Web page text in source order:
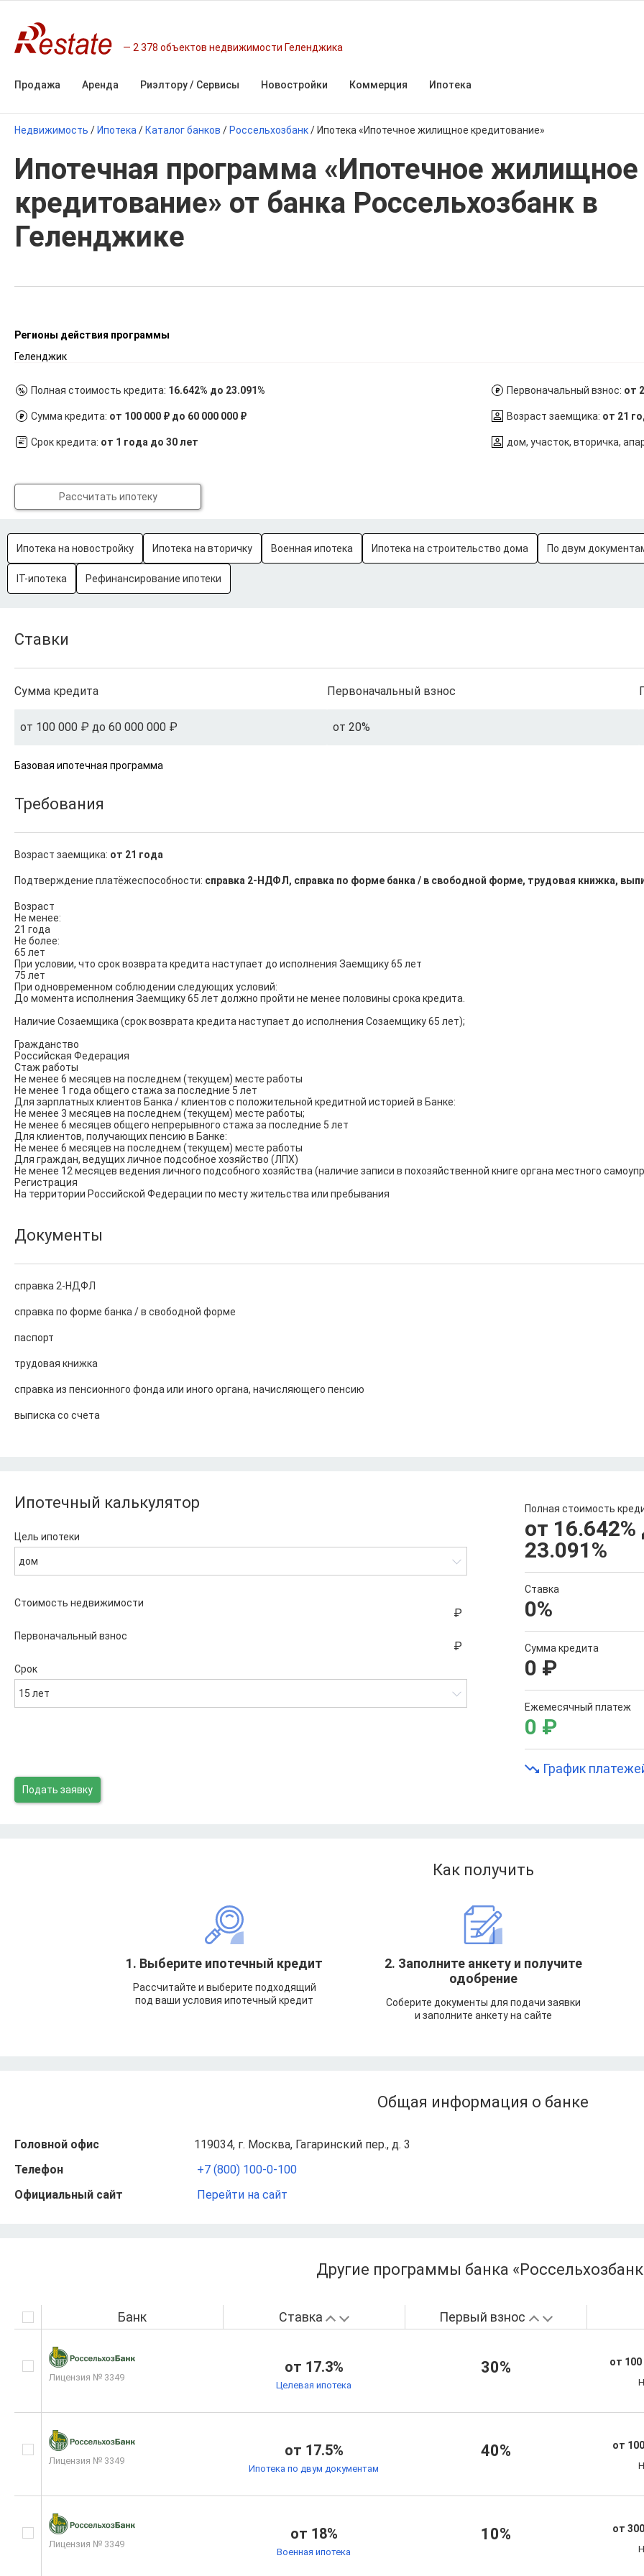
2 378 объектов недвижимости Геленджика
Продажа Аренда Риэлтору / Сервисы Новостройки Коммерция Ипотека
Недвижимость / Ипотека / Каталог банков / Россельхозбанк/ Ипотека «Ипотечное жилищное кредитование»
Ипотечная программа «Ипотечное жилищное
кредитование» от банка Россельхозбанк в
Геленджике
Регионы действия программы
Геленджик
Полная стоимость кредита: 16.642% до 23.091%
Сумма кредита: от 100 000 ₽ до 60 000 000 ₽
Срок кредита: от 1 года до 30 лет
Первоначальный взнос: от
Возраст заемщика: от 21
дом, участок, вторичка,
Рассчитать ипотеку
Ипотека на новостройку Ипотека на вторичку Военная ипотека Ипотека на строительство дома По двум
IT-ипотека Рефинансирование ипотеки
Ставки
Сумма кредита
от 100 000 ₽ до 60 000 000 ₽
Первоначальный взнос
от 20%
Базовая ипотечная программа
Требования
Возраст заемщика: от 21 года
Подтверждение платёжеспособности: справка 2-НДФЛ, справка по форме банка / в свободной форме, трудовая книжка,
Возраст
Не менее:
21 года
Не более:
65 лет
При условии, что срок возврата кредита наступает до исполнения Заемщику 65 лет
75 лет
При одновременном соблюдении следующих условий:
До момента исполнения Заемщику 65 лет должно пройти не менее половины срока кредита.
Наличие Созаемщика (срок возврата кредита наступает до исполнения Созаемщику 65 лет);
Гражданство
Российская Федерация
Стаж работы
Не менее 6 месяцев на последнем (текущем) месте работы
Не менее 1 года общего стажа за последние 5 лет
Для зарплатных клиентов Банка / клиентов с положительной кредитной историей в Банке:
Не менее 3 месяцев на последнем (текущем) месте работы;
Не менее 6 месяцев общего непрерывного стажа за последние 5 лет
Для клиентов, получающих пенсию в Банке:
Не менее 6 месяцев на последнем (текущем) месте работы
Для граждан, ведущих личное подсобное хозяйство (ЛПХ)
Не менее 12 месяцев ведения личного подсобного хозяйства (наличие записи в похозяйственной книге органа местного
Регистрация
На территории Российской Федерации по месту жительства или пребывания
Документы
справка 2-НДФЛ
справка по форме банка / в свободной форме
паспорт
трудовая книжка
справка из пенсионного фонда или иного органа, начисляющего пенсию
выписка со счета
Ипотечный калькулятор
Цель ипотеки
дом
Стоимость недвижимости
Первоначальный взнос
Срок
15 лет
Полная стоимость
от 16.642%
23.091%
Ставка
0%
Сумма кредита
0 ₽
Ежемесячный платеж
0 ₽
График
Подать заявку
Как получить
1. Выберите ипотечный кредит
Рассчитайте и выберите подходящий
под ваши условия ипотечный кредит
2. Заполните анкету и получите
одобрение
Соберите документы для подачи заявки
и заполните анкету на сайте
Общая информация о банке
Головной офис
119034, г. Москва, Гагаринский пер., д. 3
Телефон
+7 (800) 100-0-100
Официальный сайт
Перейти на сайт
Другие программы банка
Банк Ставка Первый взнос
Лицензия № 3349
от 17.3%
Целевая ипотека
30% от 100
Лицензия № 3349
от 17.5%
Ипотека по двум документам
40% от
Лицензия № 3349
от 18%
Военная ипотека
10% от